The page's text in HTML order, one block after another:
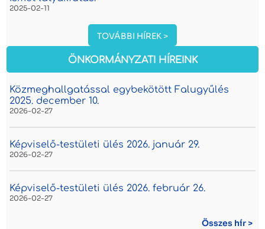
2025-02-11
TOVÁBBI HÍREK >
ÖNKORMÁNYZATI HÍREINK
Közmeghallgatással egybekötött Falugyűlés
2025. december 10.
2026-02-27
Képviselő-testületi ülés 2026. január 29.
2026-02-27
Képviselő-testületi ülés 2026. február 26.
2026-02-27
Összes hír >